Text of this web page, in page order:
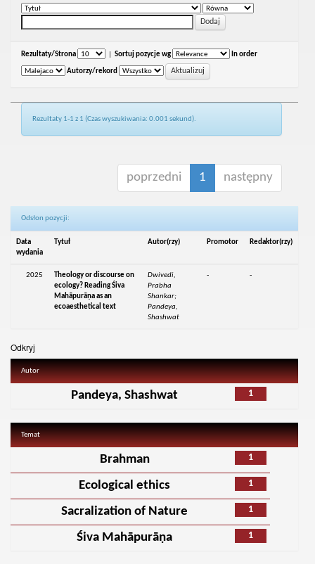
Rezultaty/Strona Sortuj pozycje wg In order
Autorzy/rekord
Rezultaty 1-1 z 1 (Czas wyszukiwania: 0.001 sekund).
poprzedni 1 następny
Odsłon pozycji:
Data
wydania
Tytuł Autor(rzy) Promotor Redaktor(rzy)
2025
Theology or discourse on
ecology? Reading Śiva
Mahāpurāṇa as an
ecoaesthetical text
Dwivedi,
Prabha
Shankar;
Pandeya,
Shashwat
- -
Odkryj
Autor
1
Pandeya, Shashwat
Temat
1
Brahman
1
Ecological ethics
1
Sacralization of Nature
1
Śiva Mahāpurāṇa